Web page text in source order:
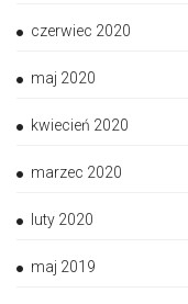
czerwiec 2020
maj 2020
kwiecień 2020
marzec 2020
luty 2020
maj 2019